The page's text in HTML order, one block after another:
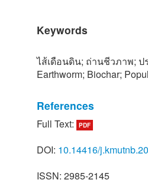
Keywords
ไส้เดือนดิน; ถ่านชีวภาพ; ป
Earthworm; Biochar;
References
[1] S. Hemwong, “Effects
Journal of Science and
Full Text: PDF
DOI: 10.14416/
ISSN: 2985-2145